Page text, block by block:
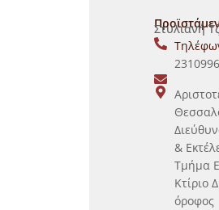
Στυλιανή
&
Τμήμα
Κτίριο
όροφος